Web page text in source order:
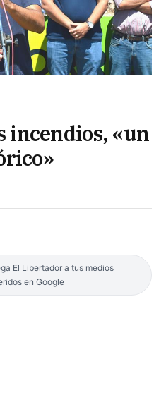
incendios, «un
El Libertador a tus medios
en Google